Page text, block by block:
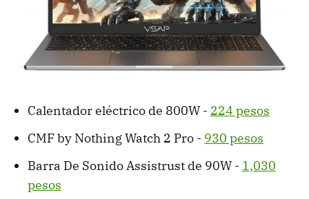
Calentador eléctrico de 800W - 224 pesos
CMF by Nothing Watch 2 Pro - 930 pesos
Barra De Sonido Assistrust de 90W - 1,030
pesos